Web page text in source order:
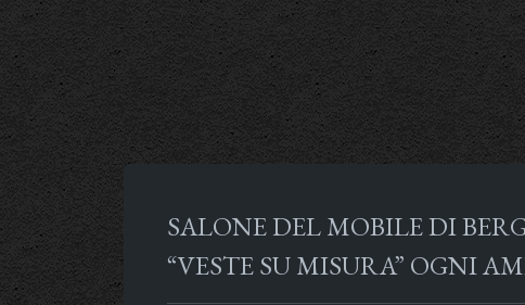
SALONE DEL MOBILE DI
“VESTE SU MISURA” OGNI